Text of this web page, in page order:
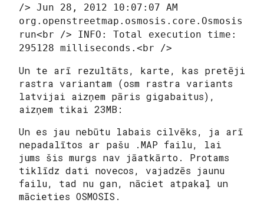
/> Jun 28, 2012 10:07:07 AM
org.openstreetmap.osmosis.core.Osmosis
run<br /> INFO: Total execution time:
295128 milliseconds.<br />
Un te arī rezultāts, karte, kas pretēji
rastra variantam (osm rastra variants
latvijai aizņem pāris gigabaitus),
aizņem tikai 23MB:
Un es jau nebūtu labais cilvēks, ja arī
nepadalītos ar pašu .MAP failu, lai
jums šis murgs nav jāatkārto. Protams
tiklīdz dati novecos, vajadzēs jaunu
failu, tad nu gan, nāciet atpakaļ un
mācieties OSMOSIS.